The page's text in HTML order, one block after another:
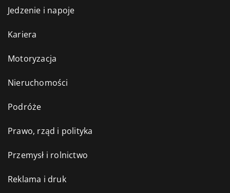
Jedzenie i napoje
Kariera
Motoryzacja
Nieruchomości
Podróże
Prawo, rząd i polityka
Przemysł i rolnictwo
Reklama i druk